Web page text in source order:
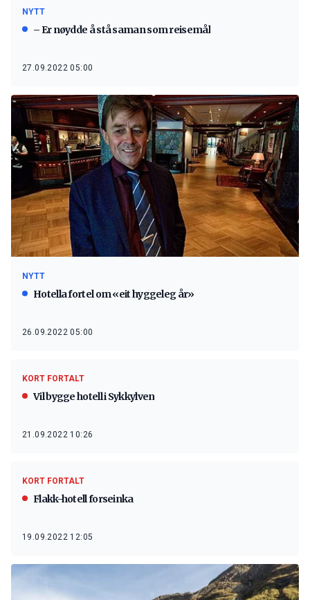
NYTT
– Er nøydde å stå saman som reisemål
27.09.2022 05:00
NYTT
Hotella fortel om «eit hyggeleg år»
26.09.2022 05:00
KORT FORTALT
Vil bygge hotell i Sykkylven
21.09.2022 10:26
KORT FORTALT
Flakk-hotell forseinka
19.09.2022 12:05